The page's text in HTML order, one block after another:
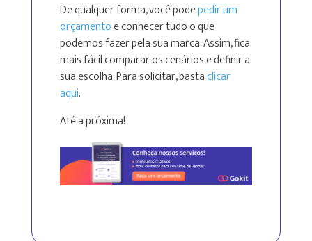
De qualquer forma, você podepedir um
orçamentoe conhecer tudo o que
podemos fazer pela sua marca. Assim, fica
mais fácil comparar os cenários e definir a
sua escolha. Para solicitar, bastaclicar
aqui.
Até a próxima!